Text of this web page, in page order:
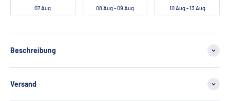
07 Aug 08 Aug - 09 Aug 10 Aug - 13 Aug
Beschreibung
Versand